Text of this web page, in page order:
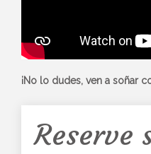
¡No lo dudes, ven a soñar
Reserve